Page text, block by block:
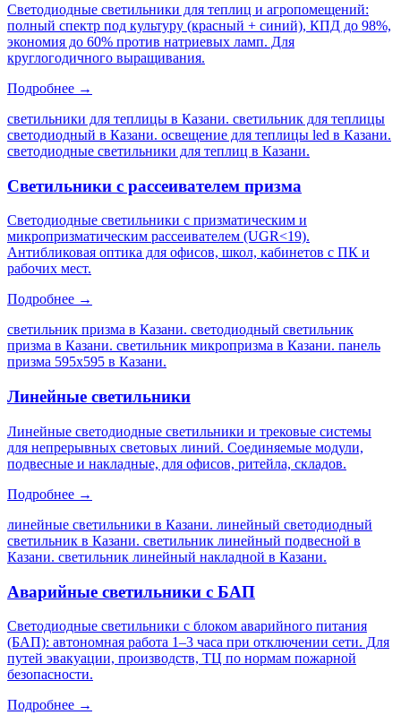
Светодиодные светильники для теплиц и агропомещений:
полный спектр под культуру (красный + синий), КПД до 98%,
экономия до 60% против натриевых ламп. Для
круглогодичного выращивания.
Подробнее →
светильники для теплицы в Казани. светильник для теплицы
светодиодный в Казани. освещение для теплицы led в Казани.
светодиодные светильники для теплиц в Казани.
Светильники с рассеивателем призма
Светодиодные светильники с призматическим и
микропризматическим рассеивателем (UGR<19).
Антибликовая оптика для офисов, школ, кабинетов с ПК и
рабочих мест.
Подробнее →
светильник призма в Казани. светодиодный светильник
призма в Казани. светильник микропризма в Казани. панель
призма 595х595 в Казани.
Линейные светильники
Линейные светодиодные светильники и трековые системы
для непрерывных световых линий. Соединяемые модули,
подвесные и накладные, для офисов, ритейла, складов.
Подробнее →
линейные светильники в Казани. линейный светодиодный
светильник в Казани. светильник линейный подвесной в
Казани. светильник линейный накладной в Казани.
Аварийные светильники с БАП
Светодиодные светильники с блоком аварийного питания
(БАП): автономная работа 1–3 часа при отключении сети. Для
путей эвакуации, производств, ТЦ по нормам пожарной
безопасности.
Подробнее →